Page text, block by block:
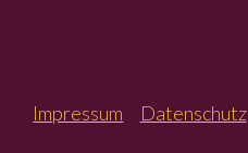
Impressum Datenschutz